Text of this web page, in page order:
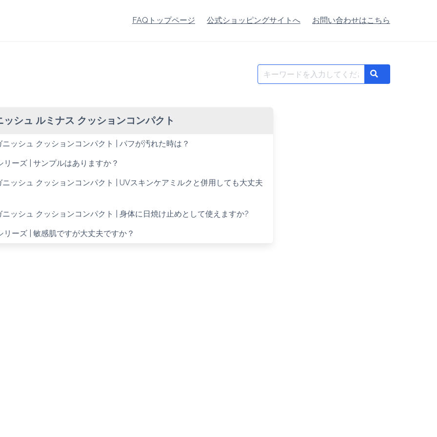
FAQトップページ 公式ショッピングサイトへ お問い合わせはこちら
Search
for:
Search
ッシュ ルミナス クッションコンパクト
ニッシュ クッションコンパクト | パフが汚れた時は？
リーズ | サンプルはありますか？
ニッシュ クッションコンパクト | UVスキンケアミルクと併用しても大丈夫
ニッシュ クッションコンパクト | 身体に日焼け止めとして使えますか?
リーズ | 敏感肌ですが大丈夫ですか？